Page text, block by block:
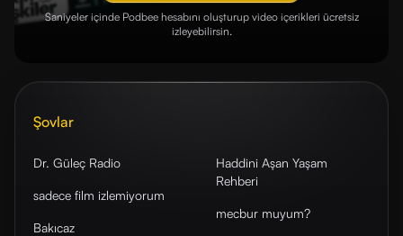
Saniyeler içinde Podbee hesabını oluşturup video içerikleri ücretsiz
izleyebilirsin.
Şovlar
Dr. Güleç Radio
sadece film izlemiyorum
Bakıcaz
Haddini Aşan Yaşam
Rehberi
mecbur muyum?